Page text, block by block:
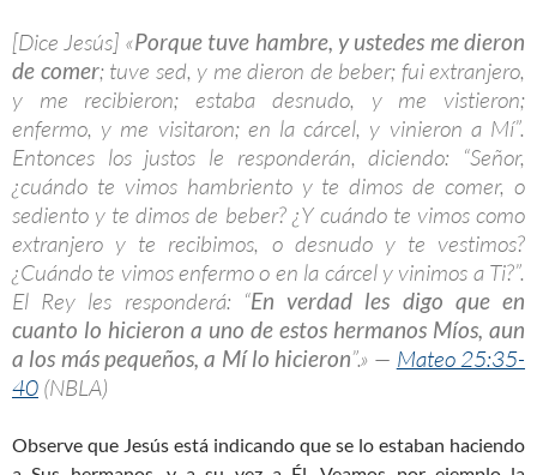
[Dice Jesús] «Porque tuve hambre, y ustedes me dieron
de comer; tuve sed, y me dieron de beber; fui extranjero,
y me recibieron; estaba desnudo, y me vistieron;
enfermo, y me visitaron; en la cárcel, y vinieron a Mí”.
Entonces los justos le responderán, diciendo: “Señor,
¿cuándo te vimos hambriento y te dimos de comer, o
sediento y te dimos de beber? ¿Y cuándo te vimos como
extranjero y te recibimos, o desnudo y te vestimos?
¿Cuándo te vimos enfermo o en la cárcel y vinimos a Ti?”.
El Rey les responderá: “En verdad les digo que en
cuanto lo hicieron a uno de estos hermanos Míos, aun
a los más pequeños, a Mí lo hicieron”.» — Mateo 25:35-
40 (NBLA)
Observe que Jesús está indicando que se lo estaban haciendo